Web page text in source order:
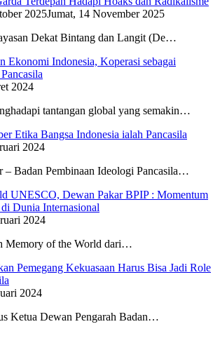
2025Jumat, 14 November 2025
Dekat Bintang dan Langit (De…
Ekonomi Indonesia, Koperasi sebagai
2024
tantangan global yang semakin…
Etika Bangsa Indonesia ialah Pancasila
2024
– Badan Pembinaan Ideologi Pancasila…
UNESCO, Dewan Pakar BPIP : Momentum
Dunia Internasional
2024
Memory of the World dari…
Pemegang Kekuasaan Harus Bisa Jadi Role
2024
Ketua Dewan Pengarah Badan…